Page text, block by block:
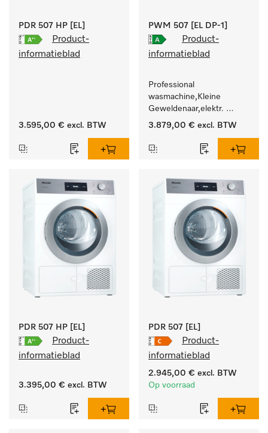
PDR 507 HP [EL]
Product-
informatieblad
3.595,00 € excl. BTW
PWM 507 [EL DP-1]
Product-
informatieblad
Professional
wasmachine,Kleine
Geweldenaar,elektr.
verwarmd, met
doelgroepspecifieke
3.879,00 € excl. BTW
PDR 507 HP [EL]
Product-
informatieblad
3.395,00 € excl. BTW
PDR 507 [EL]
Product-
informatieblad
2.945,00 € excl. BTW
Op voorraad